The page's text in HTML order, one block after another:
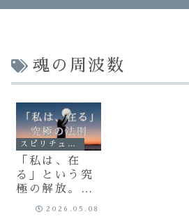
魂の周波数
スピリチュアル
「私は、在
る」という究
極の解放。バ
シャールが教
2026.05.08